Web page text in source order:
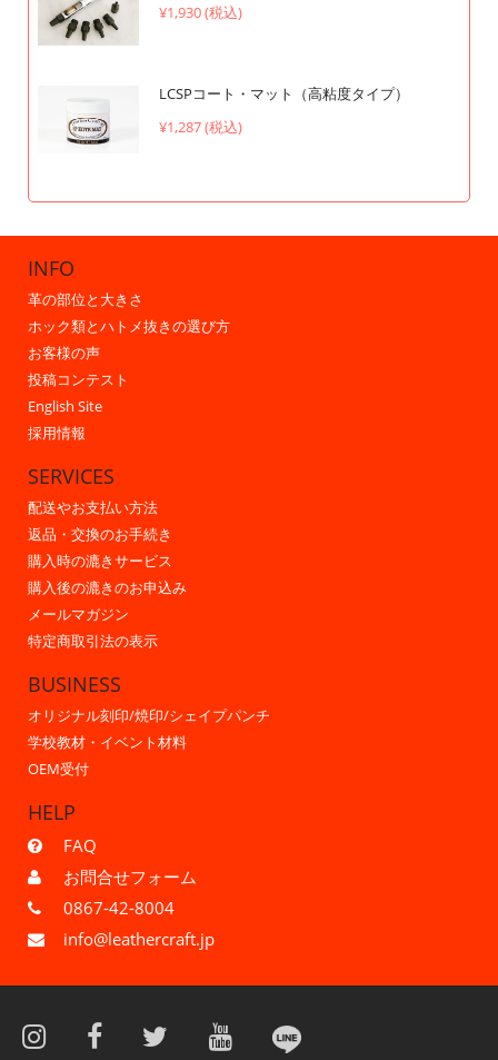
¥1,930 (税込)
LCSPコート・マット（高粘度タイプ）
¥1,287 (税込)
INFO
革の部位と大きさ
ホック類とハトメ抜きの選び方
お客様の声
投稿コンテスト
English Site
採用情報
SERVICES
配送やお支払い方法
返品・交換のお手続き
購入時の漉きサービス
購入後の漉きのお申込み
メールマガジン
特定商取引法の表示
BUSINESS
オリジナル刻印/焼印/シェイプパンチ
学校教材・イベント材料
OEM受付
HELP
FAQ
お問合せフォーム
0867-42-8004
info@leathercraft.jp